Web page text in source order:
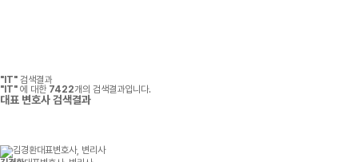
"IT" 검색결과
"IT" 에 대한 7422개의 검색결과입니다.
대표 변호사검색결과